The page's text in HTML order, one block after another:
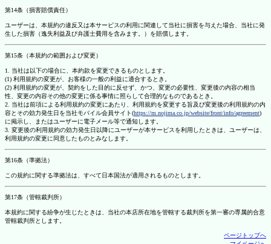
第14条（損害賠償責任）
ユーザーは、本規約の違反又は本サービスの利用に関連して当社に損害を与えた場合、当社に発
生した損害（逸失利益及び弁護士費用を含みます。）を賠償します。
第15条（本規約の範囲および変更）
1. 当社は以下の場合に、本約款を変更できるものとします。
(1) 利用規約の変更が、お客様の一般の利益に適合するとき。
(2) 利用規約の変更が、契約をした目的に反せず、かつ、変更の必要性、変更後の内容の相当
性、変更の内容その他の変更に係る事情に照らして合理的なものであるとき。
2. 当社は前項による利用規約の変更にあたり、利用規約を変更する旨及び変更後の利用規約の内
容とその効力発生日を当社モバイル会員サイト(https://m.nojima.co.jp/website/front/info/agreement)
に掲示し、またはユーザーに電子メール等で通知します。
3. 変更後の利用規約の効力発生日以降にユーザーが本サービスを利用したときは、ユーザーは、
利用規約の変更に同意したものとみなします。
第16条（準拠法）
この規約に関する準拠法は、すべて日本国法が適用されるものとします。
第17条（管轄裁判所）
本規約に関する紛争が生じたときは、当社の本店所在地を管轄する裁判所を第一審の専属的合意
管轄裁判所とします。
ページトップへ